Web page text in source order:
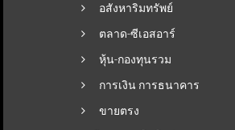
อสังหาริมทรัพย์
ตลาด-ซีเอสอาร์
หุ้น-กองทุนรวม
การเงิน การธนาคาร
ขายตรง